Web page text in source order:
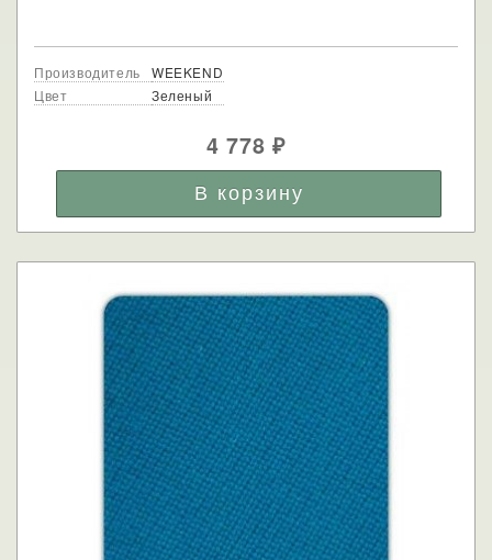
Производитель
WEEKEND
Цвет
Зеленый
4 778₽